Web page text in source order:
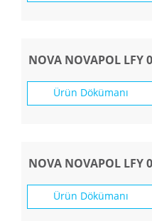
NOVA NOVAPOL LFY
Ürün Dökümanı
NOVA NOVAPOL LFY
Ürün Dökümanı